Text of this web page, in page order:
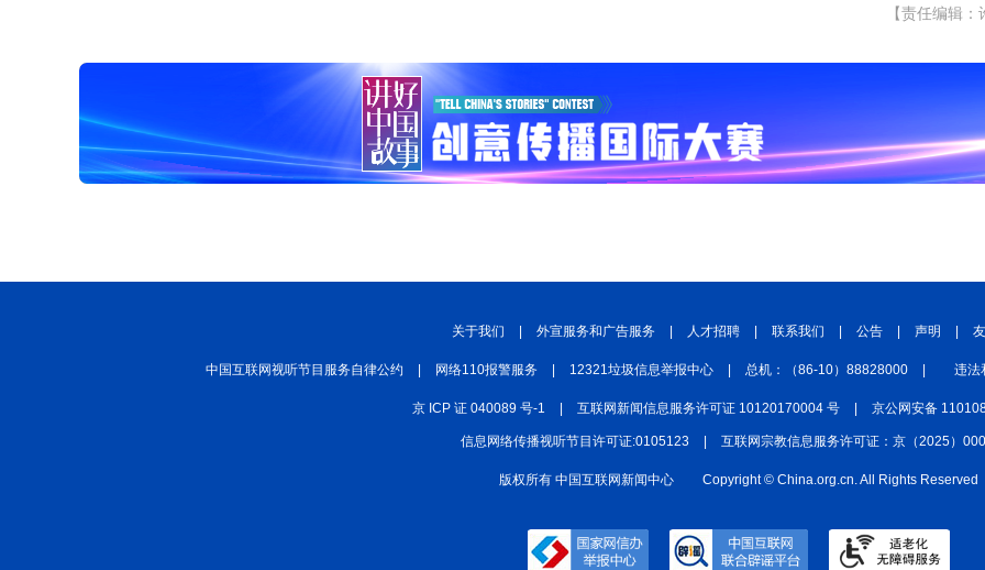
【责任编辑：
关于我们 外宣服务和广告服务 人才招聘 联系我们 公告 声明
中国互联网视听节目服务自律公约 网络110报警服务 12321垃圾信息举报中心 总机：（86-10）88828000 违法
京 ICP 证 040089 号-1 互联网新闻信息服务许可证 10120170004 号 京公网安备
信息网络传播视听节目许可证:0105123 互联网宗教信息服务许可证：京（2025）
版权所有 中国互联网新闻中心 Copyright © China.org.cn. All Rights Reserved